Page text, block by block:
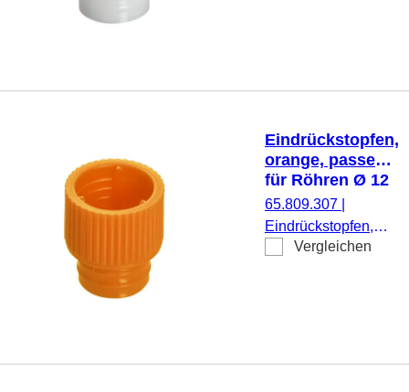
Eindrückstopfen,
orange, passend
für Röhren Ø 12
mm
65.809.307
Eindrückstopfen,
orange, passend für
Vergleichen